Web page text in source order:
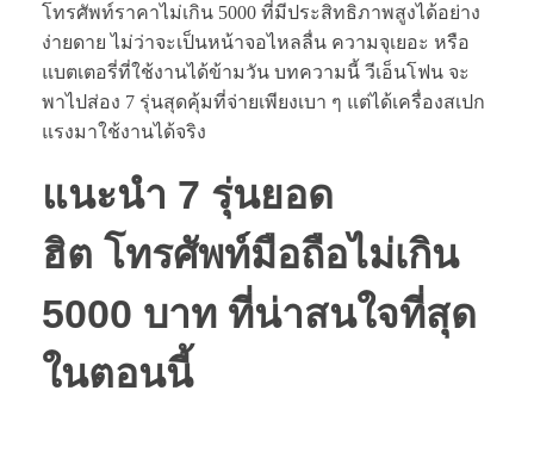
โทรศัพท์ราคาไม่เกิน 5000 ที่มีประสิทธิภาพสูงได้อย่าง
ง่ายดาย ไม่ว่าจะเป็นหน้าจอไหลลื่น ความจุเยอะ หรือ
แบตเตอรี่ที่ใช้งานได้ข้ามวัน บทความนี้ วีเอ็นโฟน จะ
พาไปส่อง 7 รุ่นสุดคุ้มที่จ่ายเพียงเบา ๆ แต่ได้เครื่องสเปก
แรงมาใช้งานได้จริง
แนะนำ 7 รุ่นยอด
ฮิต โทรศัพท์มือถือไม่เกิน
5000 บาท ที่น่าสนใจที่สุด
ในตอนนี้